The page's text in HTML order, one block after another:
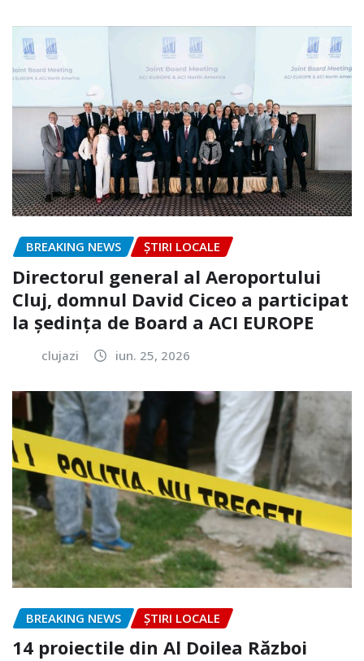
BREAKING NEWS ȘTIRI LOCALE
Directorul general al Aeroportului
Cluj, domnul David Ciceo a participat
la ședința de Board a ACI EUROPE
clujazi iun. 25, 2026
BREAKING NEWS ȘTIRI LOCALE
14 proiectile din Al Doilea Război